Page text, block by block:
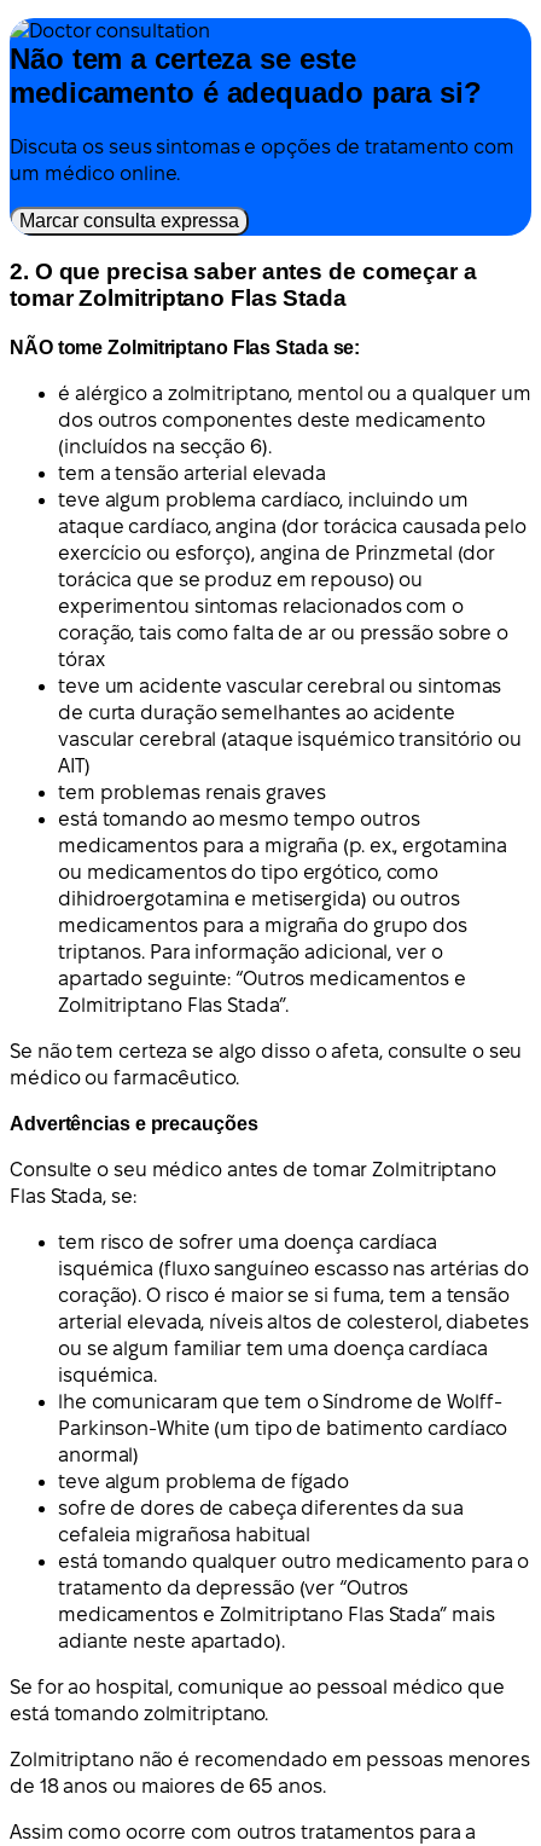
Não tem a certeza se este
medicamento é adequado para si?
Discuta os seus sintomas e opções de tratamento com
um médico online.
Marcar consulta expressa
2. O que precisa saber antes de começar a
tomar Zolmitriptano Flas Stada
NÃO tome Zolmitriptano Flas Stada se:
é alérgico a zolmitriptano, mentol ou a qualquer um
dos outros componentes deste medicamento
(incluídos na secção 6).
tem a tensão arterial elevada
teve algum problema cardíaco, incluindo um
ataque cardíaco, angina (dor torácica causada pelo
exercício ou esforço), angina de Prinzmetal (dor
torácica que se produz em repouso) ou
experimentou sintomas relacionados com o
coração, tais como falta de ar ou pressão sobre o
tórax
teve um acidente vascular cerebral ou sintomas
de curta duração semelhantes ao acidente
vascular cerebral (ataque isquémico transitório ou
AIT)
tem problemas renais graves
está tomando ao mesmo tempo outros
medicamentos para a migraña (p. ex., ergotamina
ou medicamentos do tipo ergótico, como
dihidroergotamina e metisergida) ou outros
medicamentos para a migraña do grupo dos
triptanos. Para informação adicional, ver o
apartado seguinte: “Outros medicamentos e
Zolmitriptano Flas Stada”.
Se não tem certeza se algo disso o afeta, consulte o seu
médico ou farmacêutico.
Advertências e precauções
Consulte o seu médico antes de tomar Zolmitriptano
Flas Stada, se:
tem risco de sofrer uma doença cardíaca
isquémica (fluxo sanguíneo escasso nas artérias do
coração). O risco é maior se si fuma, tem a tensão
arterial elevada, níveis altos de colesterol, diabetes
ou se algum familiar tem uma doença cardíaca
isquémica.
lhe comunicaram que tem o Síndrome de Wolff-
Parkinson-White (um tipo de batimento cardíaco
anormal)
teve algum problema de fígado
sofre de dores de cabeça diferentes da sua
cefaleia migrañosa habitual
está tomando qualquer outro medicamento para o
tratamento da depressão (ver “Outros
medicamentos e Zolmitriptano Flas Stada” mais
adiante neste apartado).
Se for ao hospital, comunique ao pessoal médico que
está tomando zolmitriptano.
Zolmitriptano não é recomendado em pessoas menores
de 18 anos ou maiores de 65 anos.
Assim como ocorre com outros tratamentos para a